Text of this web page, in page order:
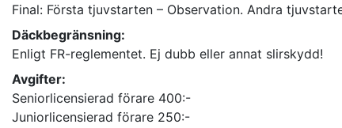
Final: Första tjuvstarten – Observation. Andra
Däckbegränsning:
Enligt FR-reglementet. Ej dubb eller annat slirskydd!
Avgifter:
Seniorlicensierad förare 400:-
Juniorlicensierad förare 250:-